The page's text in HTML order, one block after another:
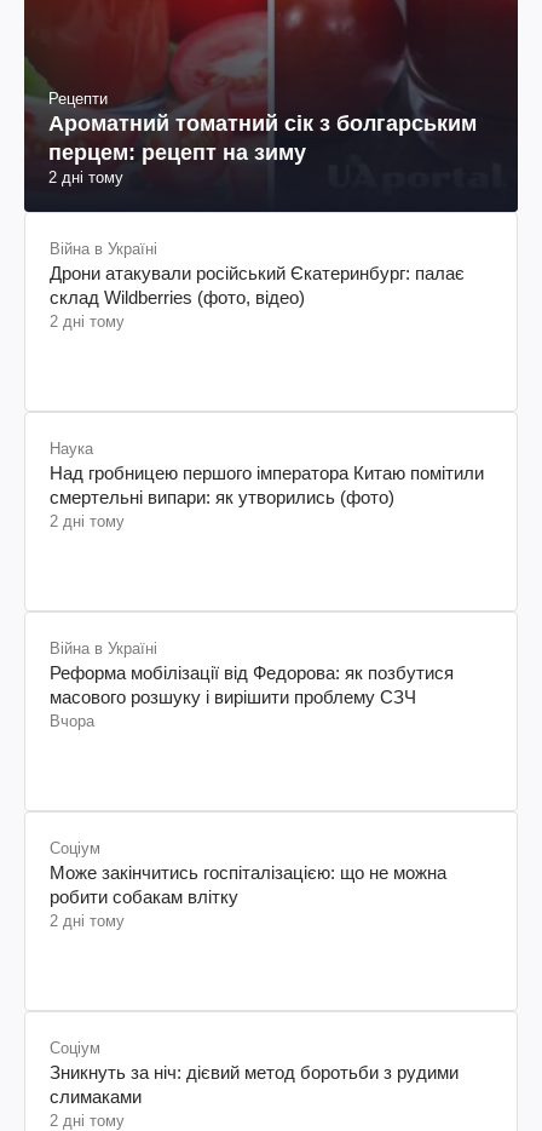
Рецепти
Ароматний томатний сік з болгарським
перцем: рецепт на зиму
2 дні тому
Війна в Україні
Дрони атакували російський Єкатеринбург: палає
склад Wildberries (фото, відео)
2 дні тому
Наука
Над гробницею першого імператора Китаю помітили
смертельні випари: як утворились (фото)
2 дні тому
Війна в Україні
Реформа мобілізації від Федорова: як позбутися
масового розшуку і вирішити проблему СЗЧ
Вчора
Соціум
Може закінчитись госпіталізацією: що не можна
робити собакам влітку
2 дні тому
Соціум
Зникнуть за ніч: дієвий метод боротьби з рудими
слимаками
2 дні тому